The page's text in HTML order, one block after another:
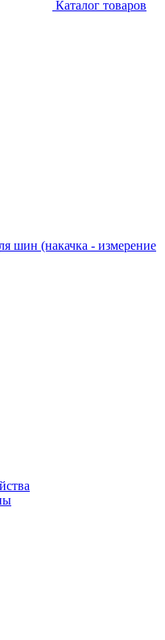
Каталог товаров
шин (накачка - измерение